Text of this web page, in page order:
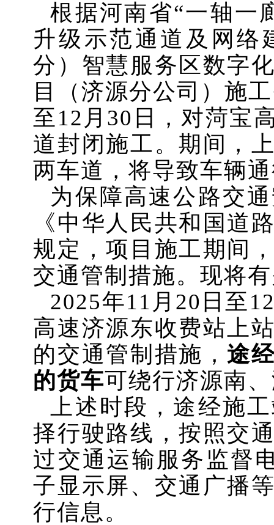
根据河南省“一轴一
升级示范通道及网络
分）智慧服务区数字
目
（济源分公司）施
至12月30日，对菏宝
道封闭施工。期间，
两车道，将导致车辆
为保障高速公路交
《中华人民共和国道
规定，项目施工期间
交通管制措施。现将
2025年11月20日至
高速济源东收费站 上
的交通管制措施， 途
的货车可绕行济源南
上述时段，途经施
择行驶路线，按照交
过交通运输服务监督
子显示屏、交通广播
行信息。